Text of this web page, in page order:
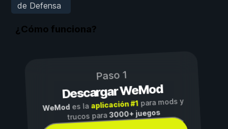
de Defensa
¿Cómo funciona?
Paso 1
Descargar WeMod
WeMod es la aplicación #1para mods y
trucos para3000+ juegos